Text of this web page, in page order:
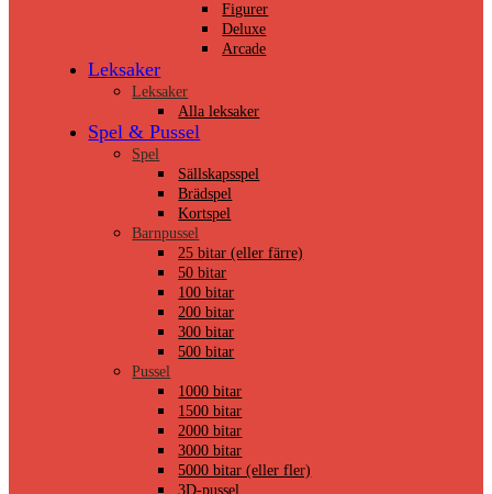
Figurer
Deluxe
Arcade
Leksaker
Leksaker
Alla leksaker
Spel & Pussel
Spel
Sällskapsspel
Brädspel
Kortspel
Barnpussel
25 bitar (eller färre)
50 bitar
100 bitar
200 bitar
300 bitar
500 bitar
Pussel
1000 bitar
1500 bitar
2000 bitar
3000 bitar
5000 bitar (eller fler)
3D-pussel